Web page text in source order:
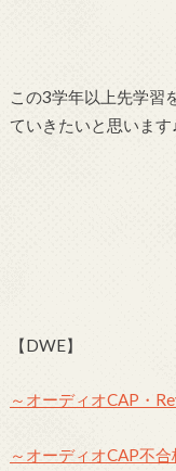
この3学年以上先学習
ていきたいと思います
【DWE】
～オーディオCAP・
～オーディオCAP不